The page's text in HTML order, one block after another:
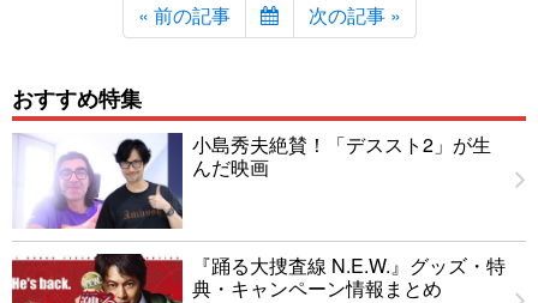
« 前の記事 次の記事 »
おすすめ特集
小島秀夫絶賛！「デススト2」が生
んだ映画
『踊る大捜査線 N.E.W.』グッズ・特
典・キャンペーン情報まとめ